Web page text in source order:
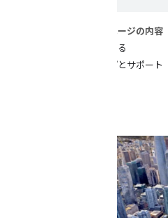
このページの内容
開始する
ヘルプとサポート